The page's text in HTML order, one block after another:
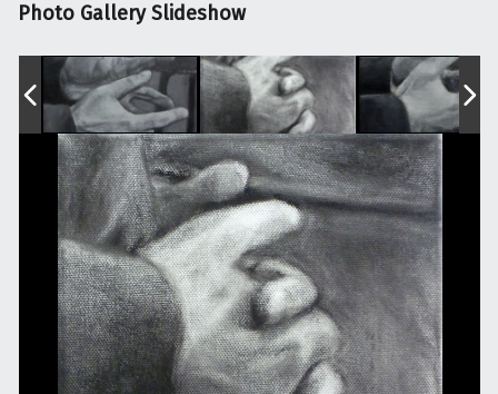
Photo Gallery Slideshow